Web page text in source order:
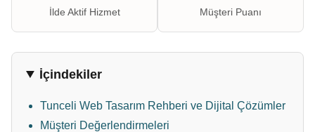
İlde Aktif Hizmet Müşteri Puanı
İçindekiler
Tunceli Web Tasarım Rehberi ve Dijital Çözümler
Müşteri Değerlendirmeleri